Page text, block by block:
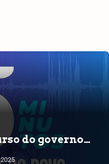
do governo…